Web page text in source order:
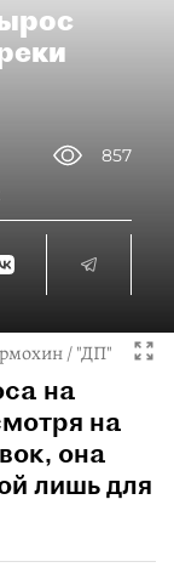
857
/ "ДП"
на
на
она
лишь для